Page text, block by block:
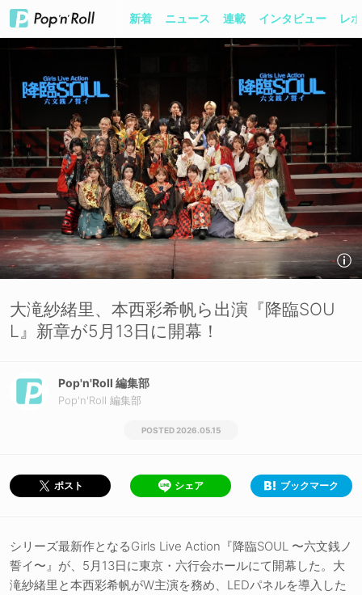
新着 ニュース 連載 インタビュー レ
大滝紗緒里、本西彩希帆ら出演『降臨SOU
L』新章が5月13日に開幕！
Pop'n'Roll 編集部
Pop'n'Roll 編集部
2026.05.15
ポスト シェア ブックマーク
シリーズ最新作となるGirls Live Action『降臨SOUL 〜六文銭ノ
誓イ〜』が、5月13日に東京・六行会ホールにて開幕した。大
滝紗緒里と本西彩希帆がW主演を務め、LEDパネルを導入した